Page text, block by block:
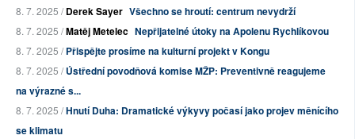
8. 7. 2025 /Derek Sayer Všechno se hroutí: centrum nevydrží
8. 7. 2025 /Matěj Metelec Nepřijatelné útoky na Apolenu Rychlíkovou
8. 7. 2025 /Přispějte prosíme na kulturní projekt v Kongu
8. 7. 2025 /Ústřední povodňová komise MŽP: Preventivně reagujeme
na výrazné s...
8. 7. 2025 /Hnutí Duha: Dramatické výkyvy počasí jako projev měnícího
se klimatu